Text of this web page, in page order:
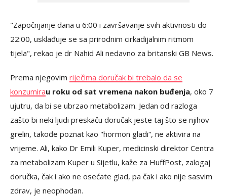
"Započnjanje dana u 6:00 i završavanje svih aktivnosti do
22:00, usklađuje se sa prirodnim cirkadijalnim ritmom
tijela", rekao je dr Nahid Ali nedavno za britanski GB News.
Prema njegovim riječima doručak bi trebalo da se
konzumirau roku od sat vremena nakon buđenja, oko 7
ujutru, da bi se ubrzao metabolizam. Jedan od razloga
zašto bi neki ljudi preskaču doručak jeste taj što se njihov
grelin, takođe poznat kao "hormon gladi“, ne aktivira na
vrijeme. Ali, kako Dr Emili Kuper, medicinski direktor Centra
za metabolizam Kuper u Sijetlu, kaže za HuffPost, zalogaj
doručka, čak i ako ne osećate glad, pa čak i ako nije sasvim
zdrav, je neophodan.